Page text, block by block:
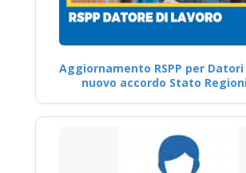
Aggiornamento RSPP per
nuovo accordo Stato